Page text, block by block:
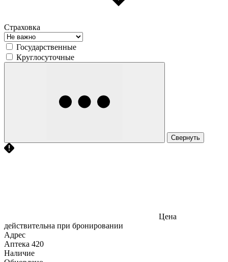
Страховка
Государственные
Круглосуточные
Свернуть
Цена
действительна при бронировании
Адрес
Аптека 420
Наличие